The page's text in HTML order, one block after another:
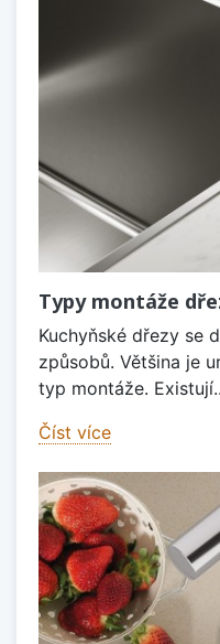
Typy montáže
Kuchyňské dřezy se
způsobů. Většina je
typ montáže.
Číst více